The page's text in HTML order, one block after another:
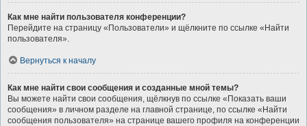
Как мне найти пользователя конференции?
Перейдите на страницу «Пользователи» и щёлкните по ссылке «Найти
пользователя».
Вернуться к началу
Как мне найти свои сообщения и созданные мной темы?
Вы можете найти свои сообщения, щёлкнув по ссылке «Показать ваши
сообщения» в личном разделе на главной странице, по ссылке «Найти
сообщения пользователя» на странице вашего профиля на конференции